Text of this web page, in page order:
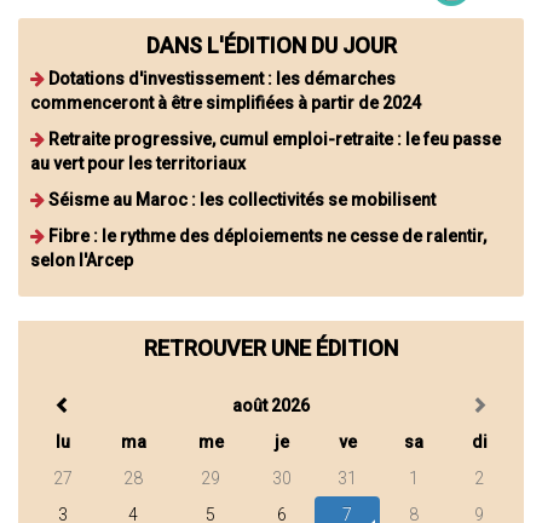
DANS L'ÉDITION DU JOUR
Dotations d'investissement : les démarches
commenceront à être simplifiées à partir de 2024
Retraite progressive, cumul emploi-retraite : le feu passe
au vert pour les territoriaux
Séisme au Maroc : les collectivités se mobilisent
Fibre : le rythme des déploiements ne cesse de ralentir,
selon l'Arcep
RETROUVER UNE ÉDITION
août 2026
lu
ma me je ve sa
di
27
28 29 30 31 1
2
3
4 5 6 7 8 9